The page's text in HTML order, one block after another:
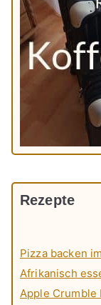
Rezepte
Pizza backen
Afrikanisch
Apple Crumble